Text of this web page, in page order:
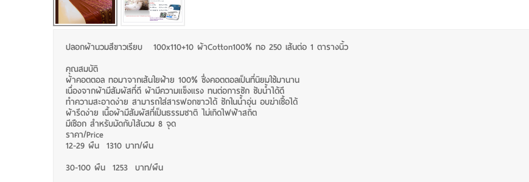
ปลอกผ้านวมสีขาวเรียบ 100x110+10 ผ้าCotton100% ทอ 250 เส้นต่อ 1 ตารางนิ้ว
คุณสมบัติ
ผ้าคอตตอล ทอมาจากเส้นใยฝ้าย 100% ซึ่งคอตตอลเป็นที่นิยมใช้มานาน
เนื่องจากผ้ามีสัมผัสที่ดี ผ้ามีความแข็งแรง ทนต่อการซัก ซับน้ำได้ดี
ทำความสะอาดง่าย สามารถใส่สารฟอกขาวได้ ซักในน้ำอุ่น อบฆ่าเชื้อได้
ผ้ารีดง่าย เนื้อผ้ามีสัมผัสที่เป็นธรรมชาติ ไม่เกิดไฟฟ้าสถิต
มีเชือก สำหรับมัดกับไส้นวม 8 จุด
ราคา/Price
12-29 ผืน 1310 บาท/ผืน
30-100 ผืน 1253 บาท/ผืน